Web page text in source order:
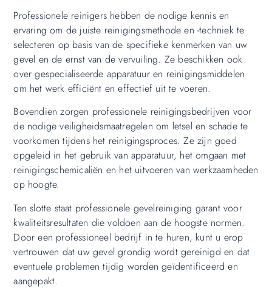
Professionele reinigers hebben de nodige kennis en
ervaring om de juiste reinigingsmethode en -techniek te
selecteren op basis van de specifieke kenmerken van uw
gevel en de ernst van de vervuiling. Ze beschikken ook
over gespecialiseerde apparatuur en reinigingsmiddelen
om het werk efficiënt en effectief uit te voeren.
Bovendien zorgen professionele reinigingsbedrijven voor
de nodige veiligheidsmaatregelen om letsel en schade te
voorkomen tijdens het reinigingsproces. Ze zijn goed
opgeleid in het gebruik van apparatuur, het omgaan met
reinigingschemicaliën en het uitvoeren van werkzaamheden
op hoogte.
Ten slotte staat professionele gevelreiniging garant voor
kwaliteitsresultaten die voldoen aan de hoogste normen.
Door een professioneel bedrijf in te huren, kunt u erop
vertrouwen dat uw gevel grondig wordt gereinigd en dat
eventuele problemen tijdig worden geïdentificeerd en
aangepakt.